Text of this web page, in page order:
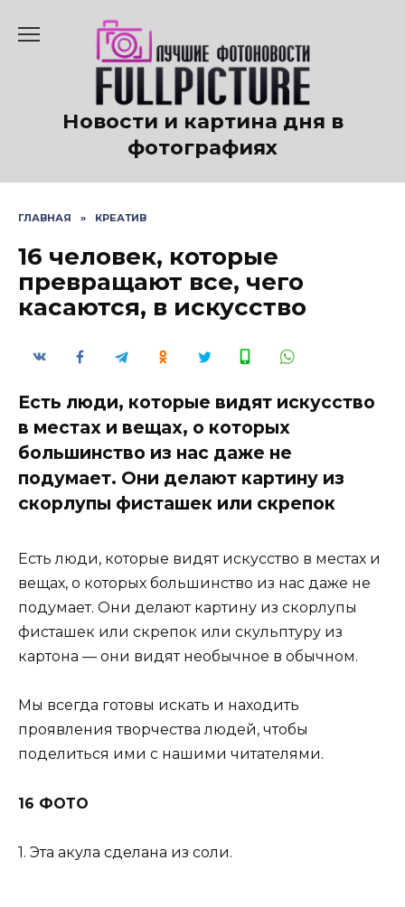
содержанию
Новости и картина дня в
фотографиях
ГЛАВНАЯ » КРЕАТИВ
16 человек, которые
превращают все, чего
касаются, в искусство
Есть люди, которые видят искусство
в местах и ​​вещах, о которых
большинство из нас даже не
подумает. Они делают картину из
скорлупы фисташек или скрепок
Есть люди, которые видят искусство в местах и ​​
вещах, о которых большинство из нас даже не
подумает. Они делают картину из скорлупы
фисташек или скрепок или скульптуру из
картона — они видят необычное в обычном.
Мы всегда готовы искать и находить
проявления творчества людей, чтобы
поделиться ими с нашими читателями.
16 ФОТО
1. Эта акула сделана из соли.